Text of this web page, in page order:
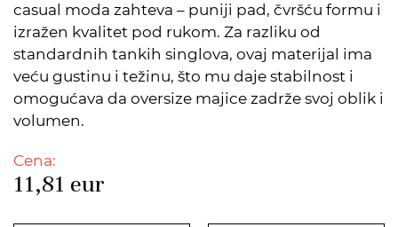
casual moda zahteva – puniji pad, čvršću formu i
izražen kvalitet pod rukom. Za razliku od
standardnih tankih singlova, ovaj materijal ima
veću gustinu i težinu, što mu daje stabilnost i
omogućava da oversize majice zadrže svoj oblik i
volumen.
Cena:
11,81 eur